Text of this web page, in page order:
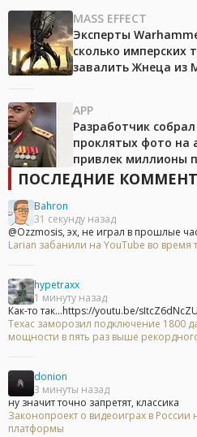
MASS EFFECT
Эксперты
сколько имперских
завалить Жнеца из
APP
Разработчик
проклятых фото на
привлек миллионы
ПОСЛЕДНИЕ
Bahron
31 секунду назад
@Ozzmosis, эх, не играл в прошлые
Larian забанили на YouTube во время
hypetraxx
1 минуту назад
Как-то так...https://youtu.be/
Техас заморозил подключение 1800
мощности в пять раз выше
donion
3 минуты назад
ну значит точно запретят, классика
Законопроект о видеоиграх в России
платформы